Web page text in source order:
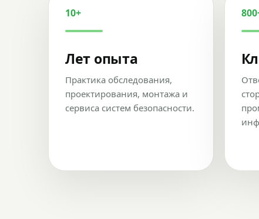
10+
Лет опыта
Практика обследования,
проектирования, монтажа и
сервиса систем безопасности.